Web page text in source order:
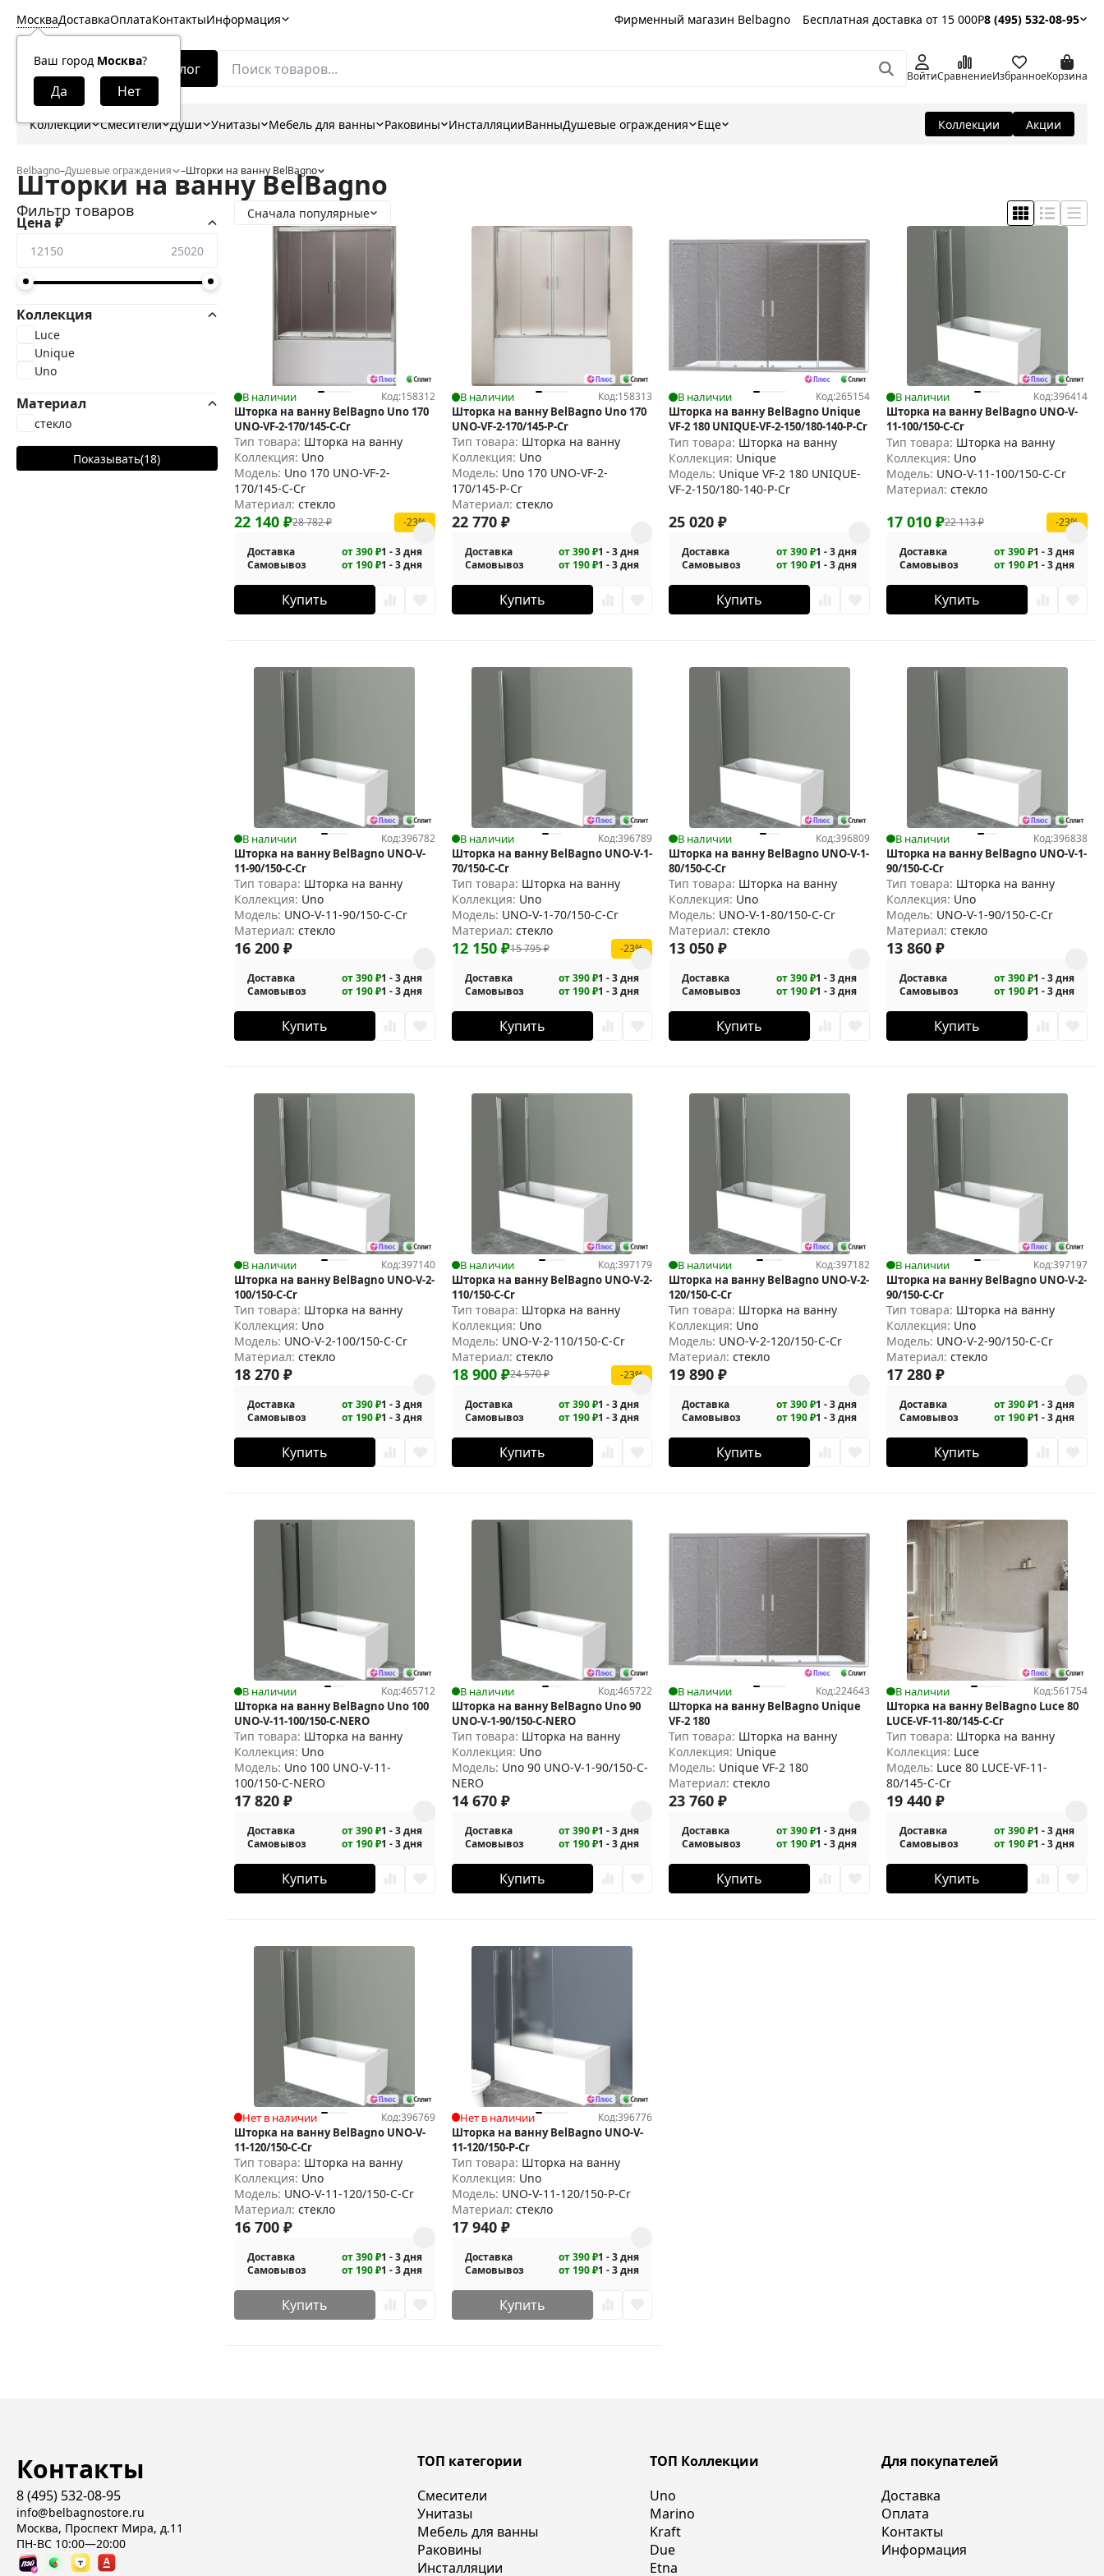
Москва
Ваш город Москва?
ДоставкаОплатаКонтактыИнформация Фирменный магазин Belbagno Бесплатная доставка от 15 000Р8 (495) 532-08-95
Каталог ВойтиСравнениеИзбранноеКорзина
Коллекции Смесители Души Унитазы Мебель для ванны Раковины ИнсталляцииВанныДушевые ограждения Еще Коллекции Акции
Belbagno–Душевые ограждения –Шторки на ванну BelBagno
Шторки на ванну BelBagno
Сначала популярные
В наличии Код:158312
Шторка на ванну BelBagno Uno 170
UNO-VF-2-170/145-C-Cr
Тип товара: Шторка на ванну
Коллекция: Uno
Модель: Uno 170 UNO-VF-2-
170/145-C-Cr
Материал: стекло
28 782₽
22 140 ₽ -23%
Доставка от 390 ₽1 - 3 дня
Самовывоз
от 190 ₽1 - 3 дня
Купить
В наличии Код:158313
Шторка на ванну BelBagno Uno 170
UNO-VF-2-170/145-P-Cr
Тип товара: Шторка на ванну
Коллекция: Uno
Модель: Uno 170 UNO-VF-2-
170/145-P-Cr
Материал: стекло
22 770 ₽
Доставка от 390 ₽1 - 3 дня
Самовывоз
от 190 ₽1 - 3 дня
Купить
В наличии Код:265154
Шторка на ванну BelBagno Unique
VF-2 180 UNIQUE-VF-2-150/180-140-P-Cr
Тип товара: Шторка на ванну
Коллекция: Unique
Модель: Unique VF-2 180 UNIQUE-
VF-2-150/180-140-P-Cr
25 020₽
Доставка от 390 ₽1 - 3 дня
Самовывоз
от 190 ₽1 - 3 дня
Купить
В наличии Код:396414
Шторка на ванну BelBagno UNO-V-
11-100/150-C-Cr
Тип товара: Шторка на ванну
Коллекция: Uno
Модель: UNO-V-11-100/150-C-Cr
Материал:стекло
22 113₽
17 010₽ -23%
Доставка от 390 ₽1 - 3 дня
Самовывоз
от 190 ₽1 - 3 дня
Купить
В наличии Код:396782
Шторка на ванну BelBagno UNO-V-
11-90/150-C-Cr
Тип товара: Шторка на ванну
Коллекция: Uno
Модель: UNO-V-11-90/150-C-Cr
Материал: стекло
16 200 ₽
Доставка от 390 ₽1 - 3 дня
Самовывоз
от 190 ₽1 - 3 дня
Купить
В наличии Код:396789
Шторка на ванну BelBagno UNO-V-1-
70/150-C-Cr
Тип товара: Шторка на ванну
Коллекция: Uno
Модель: UNO-V-1-70/150-C-Cr
Материал: стекло
15 795₽
12 150 ₽ -23%
Доставка от 390 ₽1 - 3 дня
Самовывоз
от 190 ₽1 - 3 дня
Купить
В наличии Код:396809
Шторка на ванну BelBagno UNO-V-1-
80/150-C-Cr
Тип товара: Шторка на ванну
Коллекция: Uno
Модель: UNO-V-1-80/150-C-Cr
Материал:стекло
13 050₽
Доставка от 390 ₽1 - 3 дня
Самовывоз
от 190 ₽1 - 3 дня
Купить
В наличии Код:396838
Шторка на ванну BelBagno UNO-V-1-
90/150-C-Cr
Тип товара: Шторка на ванну
Коллекция: Uno
Модель: UNO-V-1-90/150-C-Cr
Материал:стекло
13 860₽
Доставка от 390 ₽1 - 3 дня
Самовывоз
от 190 ₽1 - 3 дня
Купить
В наличии Код:397140
Шторка на ванну BelBagno UNO-V-2-
100/150-C-Cr
Тип товара: Шторка на ванну
Коллекция: Uno
Модель: UNO-V-2-100/150-C-Cr
Материал: стекло
18 270 ₽
Доставка от 390 ₽1 - 3 дня
Самовывоз
от 190 ₽1 - 3 дня
Купить
В наличии Код:397179
Шторка на ванну BelBagno UNO-V-2-
110/150-C-Cr
Тип товара: Шторка на ванну
Коллекция: Uno
Модель: UNO-V-2-110/150-C-Cr
Материал: стекло
24 570₽
18 900 ₽ -23%
Доставка от 390 ₽1 - 3 дня
Самовывоз
от 190 ₽1 - 3 дня
Купить
В наличии Код:397182
Шторка на ванну BelBagno UNO-V-2-
120/150-C-Cr
Тип товара: Шторка на ванну
Коллекция: Uno
Модель: UNO-V-2-120/150-C-Cr
Материал:стекло
19 890₽
Доставка от 390 ₽1 - 3 дня
Самовывоз
от 190 ₽1 - 3 дня
Купить
В наличии Код:397197
Шторка на ванну BelBagno UNO-V-2-
90/150-C-Cr
Тип товара: Шторка на ванну
Коллекция: Uno
Модель: UNO-V-2-90/150-C-Cr
Материал:стекло
17 280₽
Доставка от 390 ₽1 - 3 дня
Самовывоз
от 190 ₽1 - 3 дня
Купить
В наличии Код:465712
Шторка на ванну BelBagno Uno 100
UNO-V-11-100/150-C-NERO
Тип товара: Шторка на ванну
Коллекция: Uno
Модель: Uno 100 UNO-V-11-
100/150-C-NERO
17 820 ₽
Доставка от 390 ₽1 - 3 дня
Самовывоз
от 190 ₽1 - 3 дня
Купить
В наличии Код:465722
Шторка на ванну BelBagno Uno 90
UNO-V-1-90/150-C-NERO
Тип товара: Шторка на ванну
Коллекция: Uno
Модель: Uno 90 UNO-V-1-90/150-C-
NERO
14 670 ₽
Доставка от 390 ₽1 - 3 дня
Самовывоз
от 190 ₽1 - 3 дня
Купить
В наличии Код:224643
Шторка на ванну BelBagno Unique
VF-2 180
Тип товара: Шторка на ванну
Коллекция: Unique
Модель: Unique VF-2 180
Материал:стекло
23 760₽
Доставка от 390 ₽1 - 3 дня
Самовывоз
от 190 ₽1 - 3 дня
Купить
В наличии Код:561754
Шторка на ванну BelBagno Luce 80
LUCE-VF-11-80/145-C-Cr
Тип товара: Шторка на ванну
Коллекция: Luce
Модель: Luce 80 LUCE-VF-11-
80/145-C-Cr
19 440₽
Доставка от 390 ₽1 - 3 дня
Самовывоз
от 190 ₽1 - 3 дня
Купить
Нет в наличии Код:396769
Шторка на ванну BelBagno UNO-V-
11-120/150-C-Cr
Тип товара: Шторка на ванну
Коллекция: Uno
Модель: UNO-V-11-120/150-C-Cr
Материал: стекло
16 700 ₽
Доставка от 390 ₽1 - 3 дня
Самовывоз
от 190 ₽1 - 3 дня
Купить
Нет в наличии Код:396776
Шторка на ванну BelBagno UNO-V-
11-120/150-P-Cr
Тип товара: Шторка на ванну
Коллекция: Uno
Модель: UNO-V-11-120/150-P-Cr
Материал: стекло
17 940 ₽
Доставка от 390 ₽1 - 3 дня
Самовывоз
от 190 ₽1 - 3 дня
Купить
Фильтр товаров
Цена ₽
Коллекция
Luce
Unique
Uno
Материал
стекло
Показывать(18)
Контакты
8 (495) 532-08-95
info@belbagnostore.ru
Москва, Проспект Мира, д.11
ПН-ВС 10:00—20:00
ТОП категории
Смесители
Унитазы
Мебель для ванны
Раковины
Инсталляции
ТОП Коллекции
Uno
Marino
Kraft
Due
Etna
Для покупателей
Доставка
Оплата
Контакты
Информация